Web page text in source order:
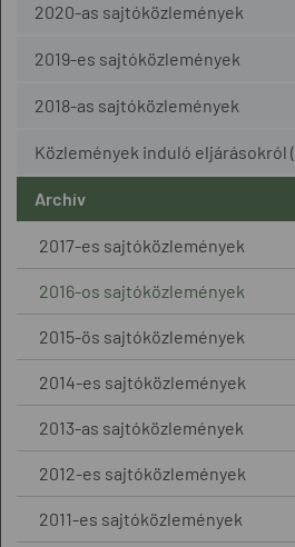
2020-as sajtóközlemények
2019-es sajtóközlemények
2018-as sajtóközlemények
Közlemények induló eljárásokról
Archív
2017-es sajtóközlemények
2016-os sajtóközlemények
2015-ös sajtóközlemények
2014-es sajtóközlemények
2013-as sajtóközlemények
2012-es sajtóközlemények
2011-es sajtóközlemények